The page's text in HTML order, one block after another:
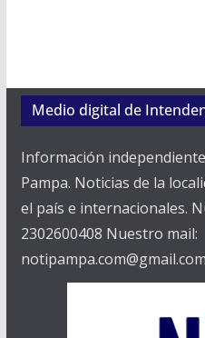
Medio digital de
Información
Pampa. Noticias de la
el país e internacionales.
2302600408 Nuestro mail:
notipampa.com@gmail.com